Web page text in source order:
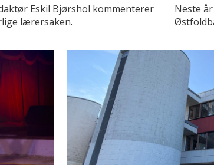
Eskil Bjørshol kommenterer
lærersaken.
Neste